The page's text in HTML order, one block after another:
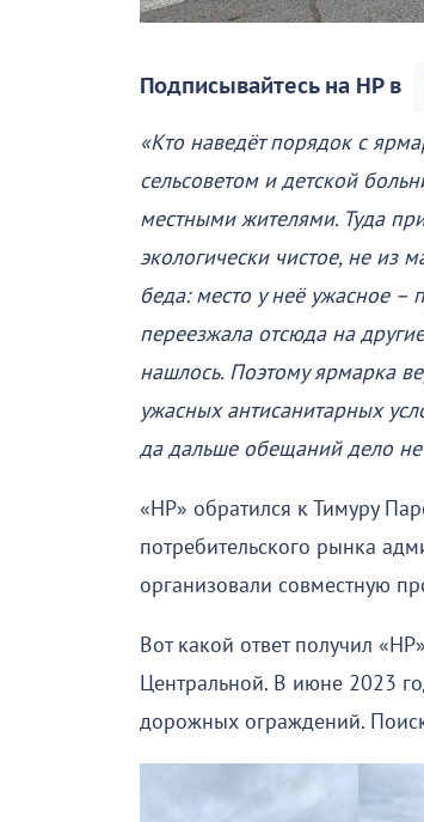
Подписывайтесь на НР в
«Кто наведёт порядок с
сельсоветом и детской
местными жителями. Туда
экологически чистое, не из
беда: место у неё ужасное –
переезжала отсюда на
нашлось. Поэтому ярмарка
ужасных антисанитарных
да дальше обещаний дело
«НР» обратился к Тимуру
потребительского рынка
организовали совместную
Вот какой ответ получил
Центральной. В июне 2023
дорожных ограждений.